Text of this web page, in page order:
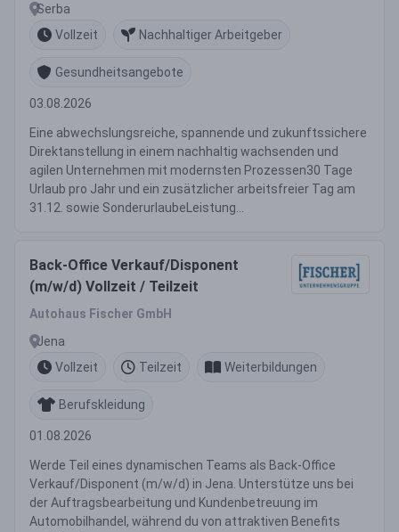
Serba
Vollzeit
Nachhaltiger Arbeitgeber
Gesundheitsangebote
03.08.2026
Eine abwechslungsreiche, spannende und zukunftssichere
Direktanstellung in einem nachhaltig wachsenden und
agilen Unternehmen mit modernsten Prozessen30 Tage
Urlaub pro Jahr und ein zusätzlicher arbeitsfreier Tag am
31.12. sowie SonderurlaubeLeistung...
Back-Office Verkauf/Disponent
(m/w/d) Vollzeit / Teilzeit
Autohaus Fischer GmbH
Jena
Vollzeit
Teilzeit Weiterbildungen
Berufskleidung
01.08.2026
Werde Teil eines dynamischen Teams als Back-Office
Verkauf/Disponent (m/w/d) in Jena. Unterstütze uns bei
der Auftragsbearbeitung und Kundenbetreuung im
Automobilhandel, während du von attraktiven Benefits